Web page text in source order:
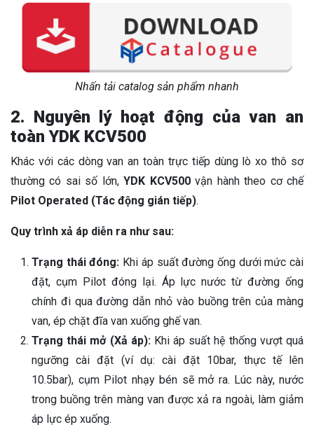
Nhấn tải catalog sản phẩm nhanh
2. Nguyên lý hoạt động của van an
toàn YDK KCV500
Khác với các dòng van an toàn trực tiếp dùng lò xo thô sơ
thường có sai số lớn,YDK KCV500vận hành theo cơ chế
Pilot Operated (Tác động gián tiếp).
Quy trình xả áp diễn ra như sau:
Trạng thái đóng: Khi áp suất đường ống dưới mức cài
đặt, cụm Pilot đóng lại. Áp lực nước từ đường ống
chính đi qua đường dẫn nhỏ vào buồng trên của màng
van, ép chặt đĩa van xuống ghế van.
Trạng thái mở (Xả áp):Khi áp suất hệ thống vượt quá
ngưỡng cài đặt (ví dụ: cài đặt 10bar, thực tế lên
10.5bar), cụm Pilot nhạy bén sẽ mở ra. Lúc này, nước
trong buồng trên màng van được xả ra ngoài, làm giảm
áp lực ép xuống.